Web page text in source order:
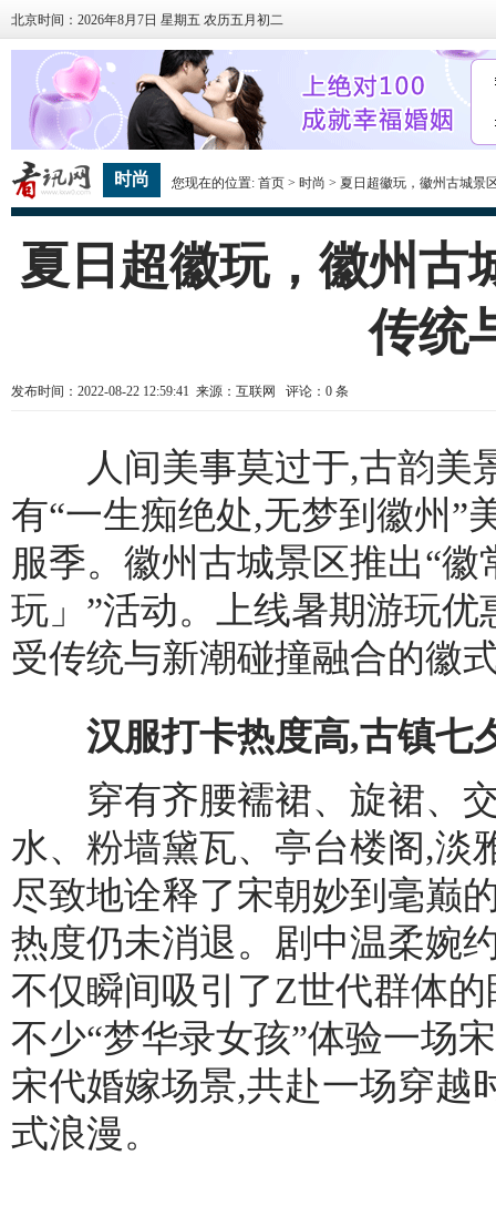
北京时间：2026年8月7日 星期五 农历五月初二
时尚 您现在的位置:首页 > 时尚 > 夏日超徽玩，徽州古城景
夏日超徽玩，徽州古
传统
发布时间：2022-08-22 12:59:41 来源：互联网 评论： 0 条
人间美事莫过于,古韵美
有“一生痴绝处,无梦到徽州”
服季。徽州古城景区推出“
玩」”活动。上线暑期游玩
受传统与新潮碰撞融合的徽
汉服打卡热度高,古镇七
穿有齐腰襦裙、旋裙、交
水、粉墙黛瓦、亭台楼阁,
尽致地诠释了宋朝妙到毫巅
热度仍未消退。剧中温柔婉
不仅瞬间吸引了Z世代群体
不少“梦华录女孩”体验一场
宋代婚嫁场景,共赴一场穿越
式浪漫。